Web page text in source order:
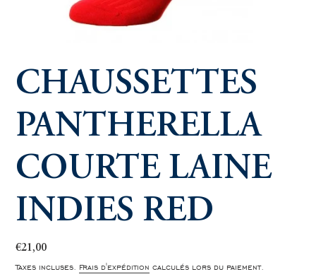
CHAUSSETTES
PANTHERELLA
COURTE LAINE
INDIES RED
Prix
normal
€21,00
Taxes incluses. Frais d'expédition calculés lors du paiement.